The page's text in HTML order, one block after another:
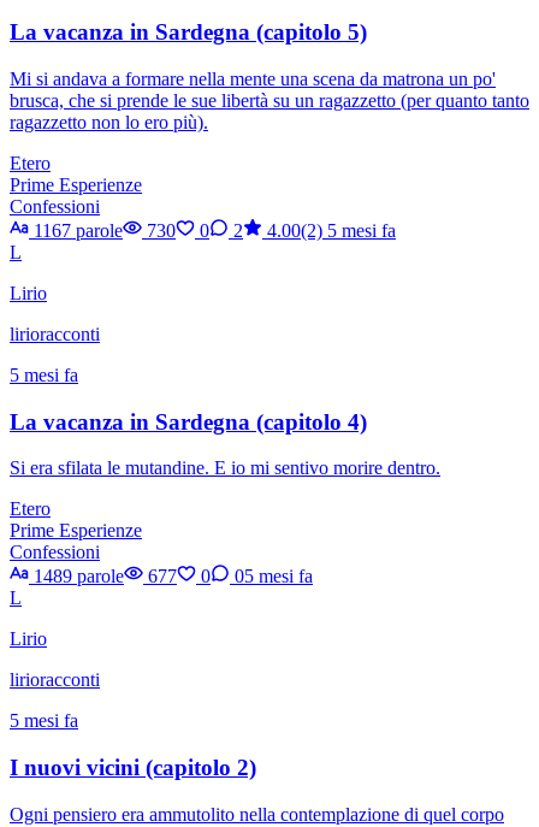
La vacanza in Sardegna (capitolo 5)
Mi si andava a formare nella mente una scena da matrona un po'
brusca, che si prende le sue libertà su un ragazzetto (per quanto tanto
ragazzetto non lo ero più).
Etero
Prime Esperienze
Confessioni
1167 parole
730 0 2 4.00(2) 5 mesi fa
L
Lirio
lirioracconti
5 mesi fa
La vacanza in Sardegna (capitolo 4)
Si era sfilata le mutandine. E io mi sentivo morire dentro.
Etero
Prime Esperienze
Confessioni
1489 parole
677 0 05 mesi fa
L
Lirio
lirioracconti
5 mesi fa
I nuovi vicini (capitolo 2)
Ogni pensiero era ammutolito nella contemplazione di quel corpo